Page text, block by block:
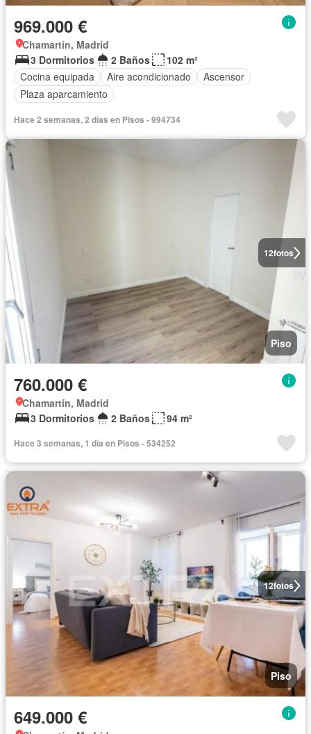
969.000 €
Chamartín, Madrid
3 Dormitorios
2 Baños
102 m²
Cocina equipada
Aire acondicionado
Ascensor
Plaza aparcamiento
Hace 2 semanas, 2 días en Pisos - 994734
12fotos
Piso
760.000 €
Chamartín, Madrid
3 Dormitorios
2 Baños 94 m²
Hace 3 semanas, 1 día en Pisos - 534252
12fotos
Piso
649.000 €